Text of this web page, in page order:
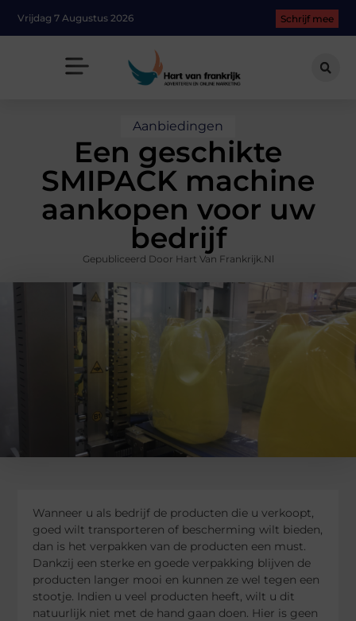
Vrijdag 7 Augustus 2026 Schrijf mee
Aanbiedingen
Een geschikte
SMIPACK machine
aankopen voor uw
bedrijf
Gepubliceerd Door Hart Van Frankrijk.nl
Wanneer u als bedrijf de producten die u verkoopt,
goed wilt transporteren of bescherming wilt bieden,
dan is het verpakken van de producten een must.
Dankzij een sterke en goede verpakking blijven de
producten langer mooi en kunnen ze wel tegen een
stootje. Indien u veel producten heeft, wilt u dit
natuurlijk niet met de hand gaan doen. Hier is geen